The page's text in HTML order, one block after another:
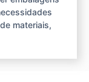
materiais,